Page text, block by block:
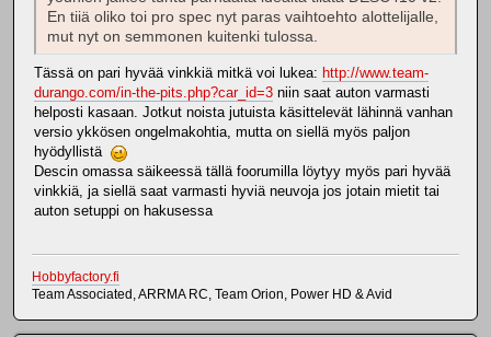
En tiiä oliko toi pro spec nyt paras vaihtoehto alottelijalle,
mut nyt on semmonen kuitenki tulossa.
Tässä on pari hyvää vinkkiä mitkä voi lukea: http://www.team-
durango.com/in-the-pits.php?car_id=3 niin saat auton varmasti
helposti kasaan. Jotkut noista jutuista käsittelevät lähinnä vanhan
versio ykkösen ongelmakohtia, mutta on siellä myös paljon
hyödyllistä
Descin omassa säikeessä tällä foorumilla löytyy myös pari hyvää
vinkkiä, ja siellä saat varmasti hyviä neuvoja jos jotain mietit tai
auton setuppi on hakusessa
Hobbyfactory.fi
Team Associated, ARRMA RC, Team Orion, Power HD & Avid